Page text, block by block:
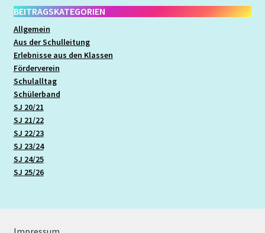
Therapien
Übersicht Stoffverteilung
Unser Kollegium
Unterricht
Werken, Arbeit, Technik (WAT)
Wirtschafts- und Sozialkunde
Zusammenarbeit mit Externen
BEITRAGSKATEGORIEN
Allgemein
Aus der Schulleitung
Erlebnisse aus den Klassen
Förderverein
Schulalltag
Schülerband
SJ 20/21
SJ 21/22
SJ 22/23
SJ 23/24
SJ 24/25
SJ 25/26